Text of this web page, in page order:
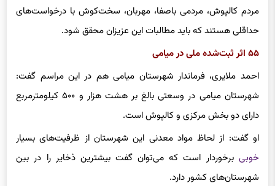
مردم کالپوش، مردمی باصفا، مهربان، سخت‌کوش با درخواست‌های
حداقلی هستند که باید مطالبات این عزیزان محقق شود.‌
۵۵ اثر ثبت‌شده ملی در میامی
احمد ملایری، فرماندار شهرستان میامی هم در این مراسم گفت:
شهرستان میامی در وسعتی بالغ بر هشت هزار و ۵۰۰ کیلومترمربع
دارای دو بخش مرکزی و کالپوش است.
او گفت: از لحاظ مواد معدنی این شهرستان از ظرفیت‌های بسیار
خوبی برخوردار است که می‌توان گفت بیشترین ذخایر را در بین
شهرستان‌های کشور دارد.